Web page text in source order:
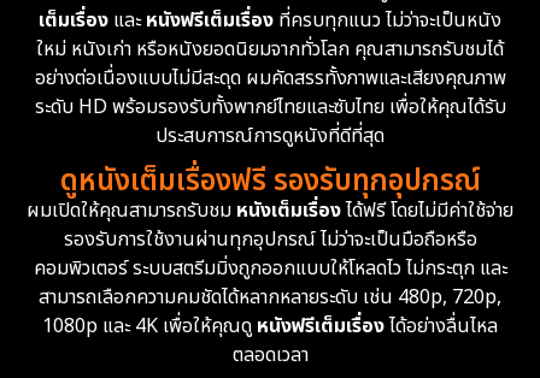
เต็มเรื่อง และหนังฟรีเต็มเรื่อง ที่ครบทุกแนว ไม่ว่าจะเป็นหนัง
ใหม่ หนังเก่า หรือหนังยอดนิยมจากทั่วโลก คุณสามารถรับชมได้
อย่างต่อเนื่องแบบไม่มีสะดุด ผมคัดสรรทั้งภาพและเสียงคุณภาพ
ระดับ HD พร้อมรองรับทั้งพากย์ไทยและซับไทย เพื่อให้คุณได้รับ
ประสบการณ์การดูหนังที่ดีที่สุด
ดูหนังเต็มเรื่องฟรี รองรับทุกอุปกรณ์
ผมเปิดให้คุณสามารถรับชม หนังเต็มเรื่องได้ฟรี โดยไม่มีค่าใช้จ่าย
รองรับการใช้งานผ่านทุกอุปกรณ์ ไม่ว่าจะเป็นมือถือหรือ
คอมพิวเตอร์ ระบบสตรีมมิ่งถูกออกแบบให้โหลดไว ไม่กระตุก และ
สามารถเลือกความคมชัดได้หลากหลายระดับ เช่น 480p, 720p,
1080p และ 4K เพื่อให้คุณดูหนังฟรีเต็มเรื่องได้อย่างลื่นไหล
ตลอดเวลา